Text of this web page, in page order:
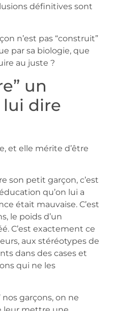
définitives sont
n’est pas “construit”
par sa biologie, que
au juste ?
un
lui dire
et elle mérite d’être
son petit garçon, c’est
qu’on lui a
était mauvaise. C’est
le poids d’un
C’est exactement ce
aux stéréotypes de
dans des cases et
qui ne les
nos garçons, on ne